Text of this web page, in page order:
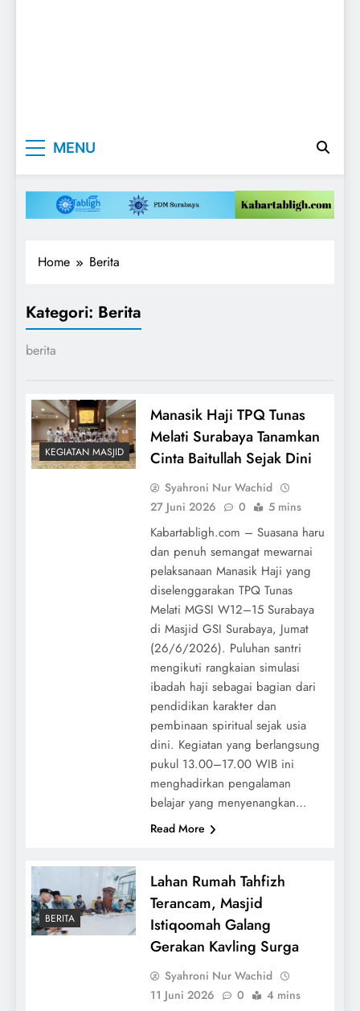
| Mencerahkan
MENU
Home Berita
Kategori: Berita
berita
KEGIATAN MASJID
Manasik Haji TPQ Tunas
Melati Surabaya Tanamkan
Cinta Baitullah Sejak Dini
Syahroni Nur Wachid
27 Juni 2026
0 5 mins
Kabartabligh.com – Suasana haru
dan penuh semangat mewarnai
pelaksanaan Manasik Haji yang
diselenggarakan TPQ Tunas
Melati MGSI W12–15 Surabaya
di Masjid GSI Surabaya, Jumat
(26/6/2026). Puluhan santri
mengikuti rangkaian simulasi
ibadah haji sebagai bagian dari
pendidikan karakter dan
pembinaan spiritual sejak usia
dini. Kegiatan yang berlangsung
pukul 13.00–17.00 WIB ini
menghadirkan pengalaman
belajar yang menyenangkan…
Read More
BERITA
Lahan Rumah Tahfizh
Terancam, Masjid
Istiqoomah Galang
Gerakan Kavling Surga
Syahroni Nur Wachid
11 Juni 2026
0 4 mins